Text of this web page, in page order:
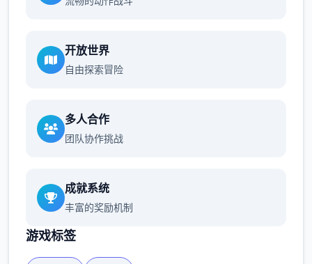
开放世界
自由探索冒险
多人合作
团队协作挑战
成就系统
丰富的奖励机制
游戏标签